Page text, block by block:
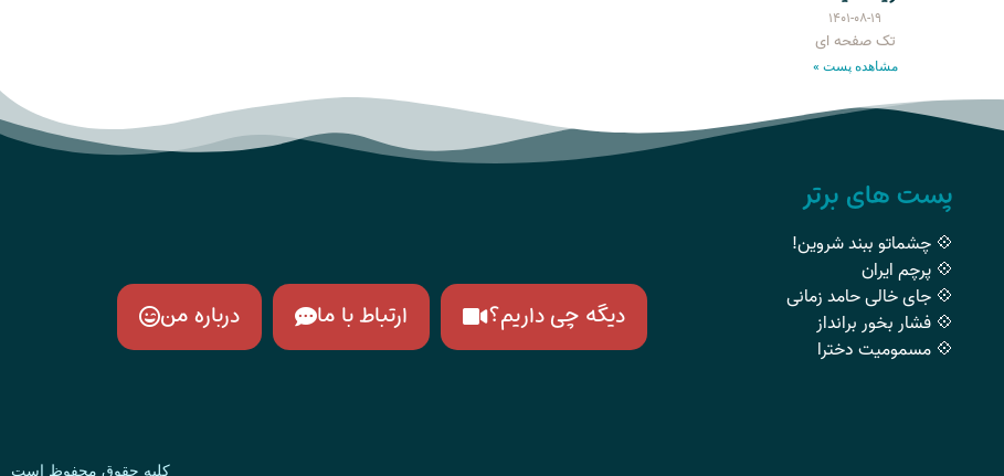
۱۴۰۱-۰۸-۱۹
تک صفحه ای
مشاهده پست »
پست های برتر
💠 چشماتو ببند شروین!
💠 پرچم ایران
💠 جای خالی حامد زمانی
💠 فشار بخور برانداز
💠 مسمومیت دخترا
دیگه چی داریم؟ ارتباط با ما درباره من
کلیه حقوق محفوظ است